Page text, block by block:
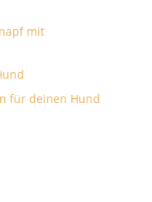
mit
für deinen Hund